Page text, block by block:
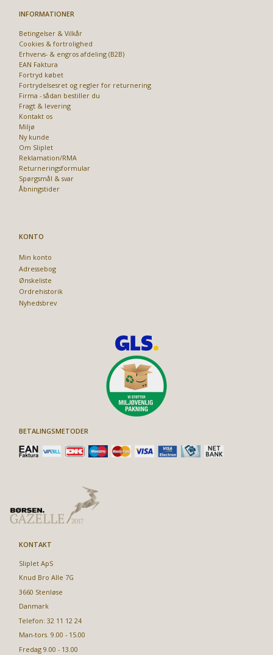
INFORMATIONER
Betingelser & Vilkår
Cookies & fortrolighed
Erhvervs- & engros afdeling (B2B)
EAN Faktura
Fortryd købet
Fortrydelsesret og regler for returnering
Firma - sådan bestiller du
Fragt & levering
Kontakt os
Miljø
Ny kunde
Om Sliplet
Reklamation/RMA
Returneringsformular
Spørgsmål & svar
Åbningstider
KONTO
Min konto
Adressebog
Ønskeliste
Ordrehistorik
Nyhedsbrev
BETALINGSMETODER
KONTAKT
Sliplet ApS
Knud Bro Alle 7G
3660 Stenløse
Danmark
Telefon: 32 11 12 24
Man-tors. 9.00 - 15.00
Fredag 9.00 - 13.00